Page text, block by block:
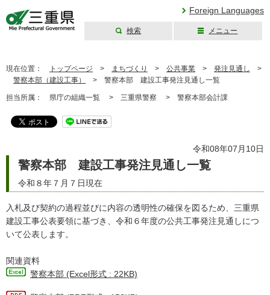
Foreign Languages
検索 メニュー
現在位置： トップページ > まちづくり > 公共事業 > 発注見通し
>
警察本部（建設工事）
> 警察本部 建設工事発注見通し一覧
担当所属： 県庁の組織一覧 > 三重県警察 > 警察本部会計課
令和08年07月10日
警察本部 建設工事発注見通し一覧
令和８年７月７日現在
入札及び契約の過程並びに内容の透明性の確保を図るため、三重県
建設工事公表要領に基づき、令和６年度の公共工事発注見通しにつ
いて公表します。
関連資料
警察本部 (Excel形式 : 22KB)